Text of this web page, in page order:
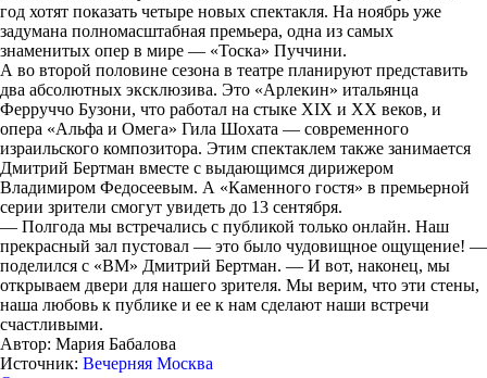
год хотят показать четыре новых спектакля. На ноябрь уже
задумана полномасштабная премьера, одна из самых
знаменитых опер в мире — «Тоска» Пуччини.
А во второй половине сезона в театре планируют представить
два абсолютных эксклюзива. Это «Арлекин» итальянца
Ферруччо Бузони, что работал на стыке XIX и XX веков, и
опера «Альфа и Омега» Гила Шохата — современного
израильского композитора. Этим спектаклем также занимается
Дмитрий Бертман вместе с выдающимся дирижером
Владимиром Федосеевым. А «Каменного гостя» в премьерной
серии зрители смогут увидеть до 13 сентября.
— Полгода мы встречались с публикой только онлайн. Наш
прекрасный зал пустовал — это было чудовищное ощущение! —
поделился с «ВМ» Дмитрий Бертман. — И вот, наконец, мы
открываем двери для нашего зрителя. Мы верим, что эти стены,
наша любовь к публике и ее к нам сделают наши встречи
счастливыми.
Автор: Мария Бабалова
Источник: Вечерняя Москва